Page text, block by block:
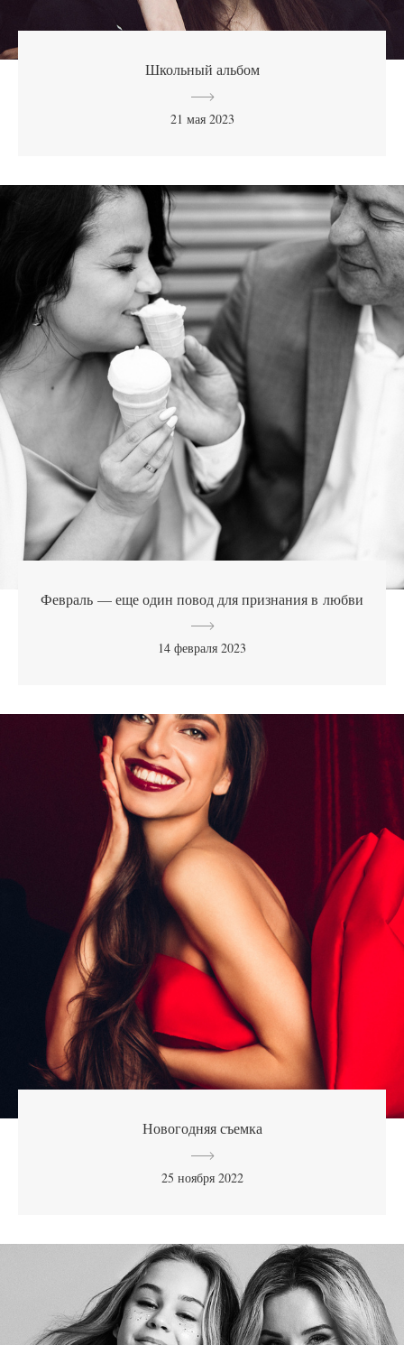
Школьный альбом
21 мая 2023
Февраль — еще один повод для признания в любви
14 февраля 2023
Новогодняя съемка
25 ноября 2022